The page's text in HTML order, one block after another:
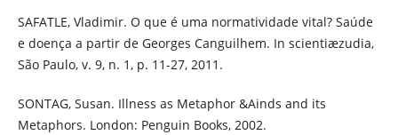
SAFATLE, Vladimir. O que é uma normatividade vital? Saúde
e doença a partir de Georges Canguilhem. In scientiæzudia,
São Paulo, v. 9, n. 1, p. 11-27, 2011.
SONTAG, Susan. Illness as Metaphor &Ainds and its
Metaphors. London: Penguin Books, 2002.